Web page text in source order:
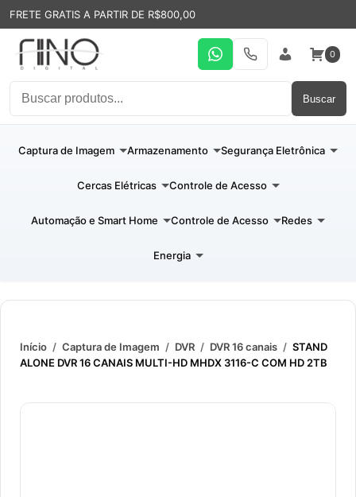
FRETE GRATIS A PARTIR DE R$800,00
Buscar
WhatsApp19 31994110
Entrar
0
Captura de Imagem Armazenamento Segurança Eletrônica
Cercas Elétricas Controle de Acesso
Automação e Smart Home Controle de Acesso Redes
Energia
Início / Captura de Imagem / DVR / DVR 16 canais / STAND
ALONE DVR 16 CANAIS MULTI-HD MHDX 3116-C COM HD 2TB